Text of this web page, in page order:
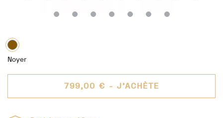
Noyer
799,00 € - J'ACHÈTE